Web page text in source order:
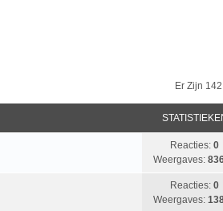
Er Zijn
Reacties:0
Weergaves:
Reacties:0
Weergaves: